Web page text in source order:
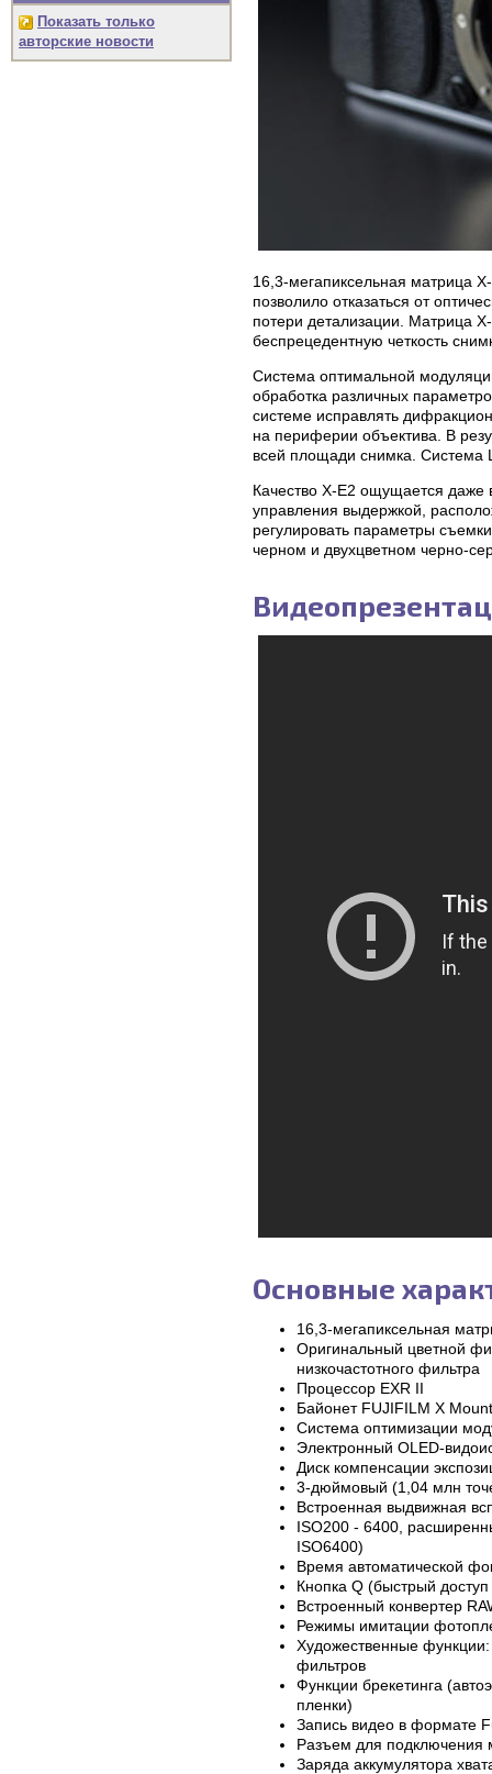
Показать только
авторские новости
16,3-мегапиксельная матрица
позволило отказаться от
потери детализации. Матрица
беспрецедентную четкость
Система оптимальной
обработка различных
системе исправлять
на периферии объектива. В
всей площади снимка. Система
Качество X-E2 ощущается даже
управления выдержкой,
регулировать параметры
черном и двухцветном черно-
Основные
16,3-мегапиксельная
Оригинальный цветной
низкочастотного фильтра
Процессор EXR II
Байонет FUJIFILM X Mount
Система оптимизации
Электронный OLED-
Диск компенсации
3-дюймовый (1,04 млн
Встроенная выдвижная
ISO200 - 6400,
ISO6400)
Время автоматической
Кнопка Q (быстрый
Встроенный конвертер
Режимы имитации
Художественные
фильтров
Функции брекетинга
пленки)
Запись видео в формате
Разъем для подключения
Заряда аккумулятора